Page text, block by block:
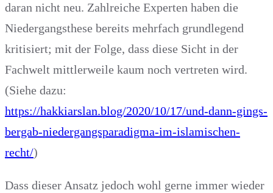
daran nicht neu. Zahlreiche Experten haben die
Niedergangsthese bereits mehrfach grundlegend
kritisiert; mit der Folge, dass diese Sicht in der
Fachwelt mittlerweile kaum noch vertreten wird.
(Siehe dazu:
https://hakkiarslan.blog/2020/10/17/und-dann-gings-
bergab-niedergangsparadigma-im-islamischen-
recht/)
Dass dieser Ansatz jedoch wohl gerne immer wieder